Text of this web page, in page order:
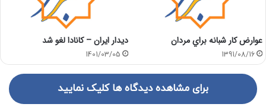
عوارض كار شبانه براي مردان
1391/08/16
دیدار ایران – کانادا لغو شد
1401/03/05
برای مشاهده دیدگاه ها کلیک نمایید